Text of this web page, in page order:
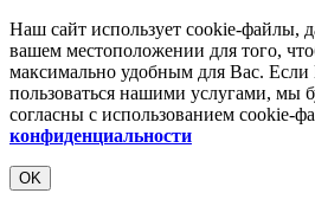
Наш сайт использует cookie-файлы,
вашем местоположении для того,
максимально удобным для Вас.
пользоваться нашими услугами, мы
согласны с использованием cookie-
конфиденциальности
OK